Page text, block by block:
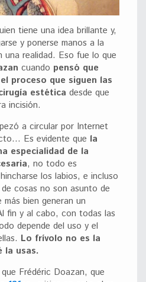
tiene una idea brillante y,
y ponerse manos a la
una realidad. Eso fue lo que
cuando pensó que
proceso que siguen las
estética desde que
incisión.
a circular por Internet
Es evidente que la
especialidad de la
, no todo es
los labios, e incluso
cosas no son asunto de
bien generan un
fin y al cabo, con todas las
depende del uso y el
Lo frívolo no es la
la usas.
Frédéric Doazan, que